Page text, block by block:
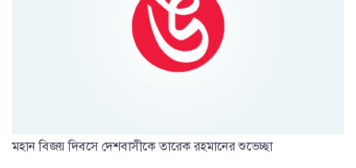
মহান বিজয় দিবসে দেশবাসীকে তারেক রহমানের শুভেচ্ছা